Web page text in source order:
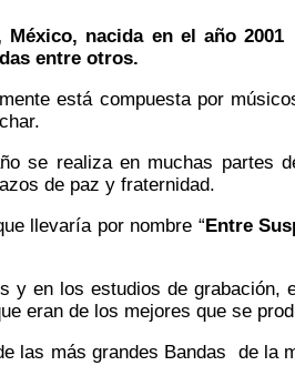
nacida en el año
entre otros.
está compuesta por
se realiza en muchas partes
de paz y fraternidad.
llevaría por nombre “Entre
y en los estudios de grabación,
eran de los mejores que se
las más grandes Bandas de la